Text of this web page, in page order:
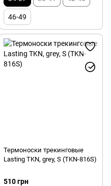
46-49
Термоноски трекинговые
Lasting TKN, grey, S (TKN-816S)
510 грн